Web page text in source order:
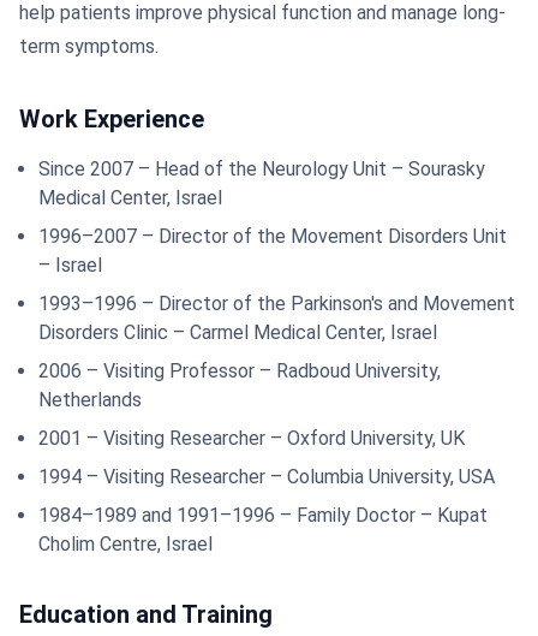
help patients improve physical function and manage long-
term symptoms.
Work Experience
Since 2007 – Head of the Neurology Unit – Sourasky
Medical Center, Israel
1996–2007 – Director of the Movement Disorders Unit
– Israel
1993–1996 – Director of the Parkinson's and Movement
Disorders Clinic – Carmel Medical Center, Israel
2006 – Visiting Professor – Radboud University,
Netherlands
2001 – Visiting Researcher – Oxford University, UK
1994 – Visiting Researcher – Columbia University, USA
1984–1989 and 1991–1996 – Family Doctor – Kupat
Cholim Centre, Israel
Education and Training